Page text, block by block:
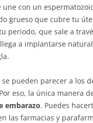
con un
grueso que cubre tu
periodo, que sale a
a implantarse
pueden parecer a los
eso, la única manera
embarazo. Puedes
las farmacias y